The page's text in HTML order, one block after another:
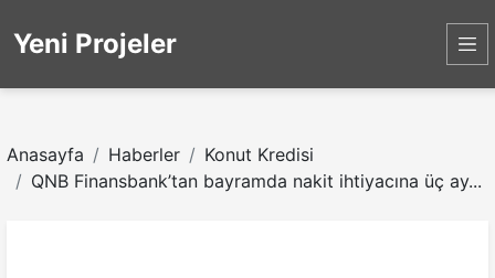
Yeni Projeler
Anasayfa Haberler
Konut Kredisi
QNB Finansbank’tan bayramda nakit ihtiyacına üç ay...